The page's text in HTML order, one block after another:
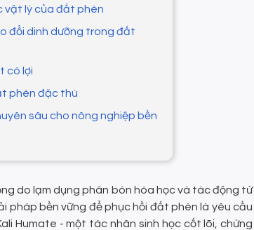
vật lý của đất phèn
đổi dinh dưỡng trong đất
có lợi
phèn đặc thù
sâu cho nông nghiệp bền
do lạm dụng phân bón hóa học và tác động từ
pháp bền vững để phục hồi đất phèn là yêu cầu
Humate - một tác nhân sinh học cốt lõi, chứng